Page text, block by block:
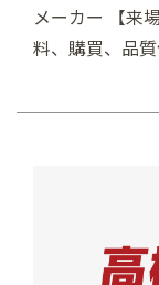
メーカー 【来
料、購買、品